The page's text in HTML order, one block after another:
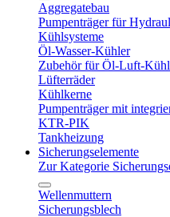
Aggregatebau
Pumpenträger für
Kühlsysteme
Öl-Wasser-Kühler
Zubehör für Öl-Luft-
Lüfterräder
Kühlkerne
Pumpenträger mit
KTR-PIK
Tankheizung
Sicherungselemente
Zur Kategorie
Wellenmuttern
Sicherungsblech